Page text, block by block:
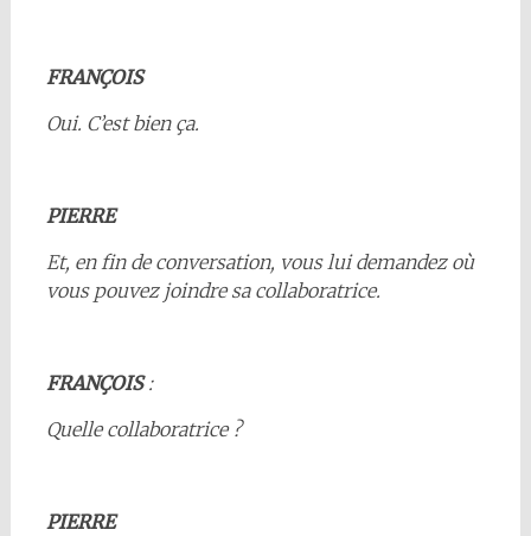
FRANÇOIS
Oui. C’est bien ça.
PIERRE
Et, en fin de conversation, vous lui demandez où
vous pouvez joindre sa collaboratrice.
FRANÇOIS:
Quelle collaboratrice ?
PIERRE